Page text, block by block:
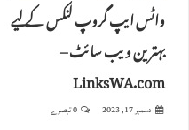
واٹس ایپ گروپ لنکس کے لیے
بہترین ویب سائٹ –
LinksWA.com
دسمبر 17, 2023 0 تبصرے